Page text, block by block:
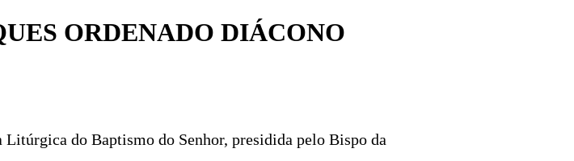
ORDENADO DIÁCONO
Litúrgica do Baptismo do Senhor, presidida pelo Bispo da